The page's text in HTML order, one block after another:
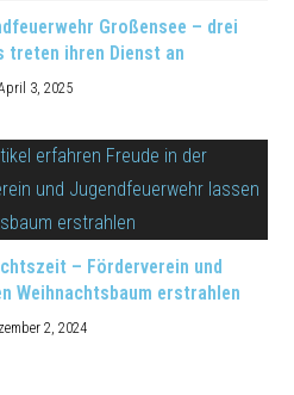
Großensee – drei
treten ihren Dienst an
3, 2025
– Förderverein und
Weihnachtsbaum erstrahlen
2, 2024